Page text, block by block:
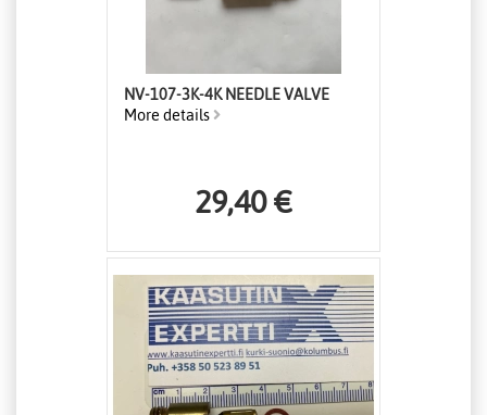
NV-107-3K-4K NEEDLE VALVE
More details
29,40 €